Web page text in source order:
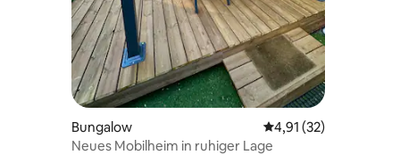
Bungalow Durchschnittliche
4,91 (32)
Neues Mobilheim in ruhiger Lage